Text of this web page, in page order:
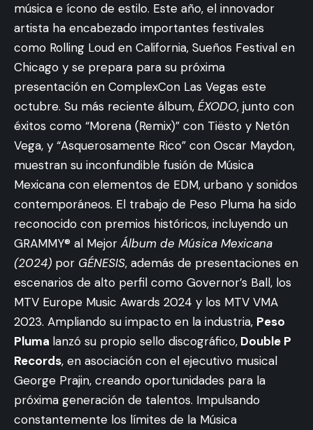
música e ícono de estilo. Este año, el innovador
artista ha encabezado importantes festivales
como Rolling Loud en California, Sueños Festival en
Chicago y se prepara para su próxima
presentación en ComplexCon Las Vegas este
octubre. Su más reciente álbum, ÉXODO, junto con
éxitos como “Morena (Remix)” con Tiësto y Netón
Vega, y “Asquerosamente Rico” con Oscar Maydon,
muestran su inconfundible fusión de Música
Mexicana con elementos de EDM, urbano y sonidos
contemporáneos. El trabajo de Peso Pluma ha sido
reconocido con premios históricos, incluyendo un
GRAMMY® al Mejor Álbum de Música Mexicana
(2024) por GÉNESIS, además de presentaciones en
escenarios de alto perfil como Governor’s Ball, los
MTV Europe Music Awards 2024 y los MTV VMA
2023. Ampliando su impacto en la industria, Peso
Pluma lanzó su propio sello discográfico, Double P
Records, en asociación con el ejecutivo musical
George Prajin, creando oportunidades para la
próxima generación de talentos. Impulsando
constantemente los límites de la Música